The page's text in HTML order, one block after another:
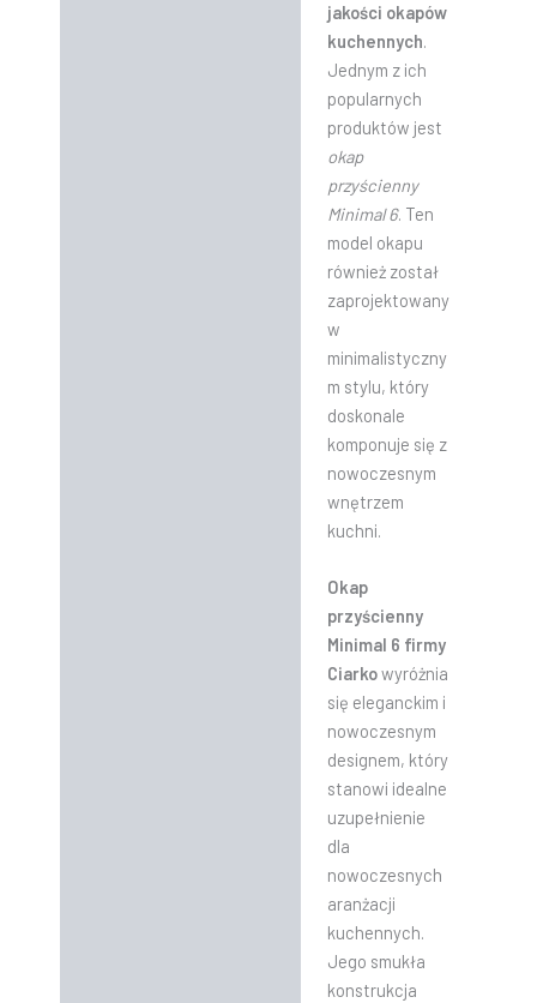
jakości okapów
kuchennych.
Jednym z ich
popularnych
produktów jest
okap
przyścienny
Minimal 6. Ten
model okapu
również został
zaprojektowany
w
minimalistyczny
m stylu, który
doskonale
komponuje się z
nowoczesnym
wnętrzem
kuchni.
Okap
przyścienny
Minimal 6 firmy
Ciarkowyróżnia
się eleganckim i
nowoczesnym
designem, który
stanowi idealne
uzupełnienie
dla
nowoczesnych
aranżacji
kuchennych.
Jego smukła
konstrukcja